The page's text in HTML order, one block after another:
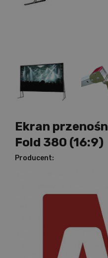
Ekran
Fold 380 (16:9)
Producent: